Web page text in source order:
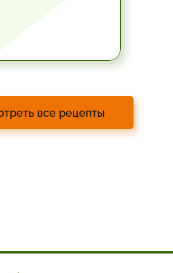
все рецепты